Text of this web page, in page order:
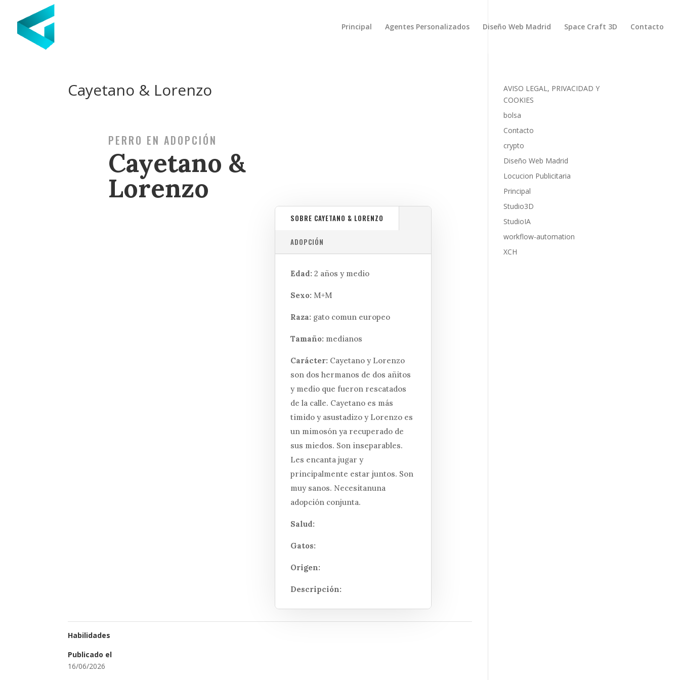
Principal Agentes Personalizados Diseño Web Madrid Space Craft 3D Contacto
Cayetano & Lorenzo
PERRO EN ADOPCIÓN
Cayetano &
Lorenzo
SOBRE CAYETANO & LORENZO
ADOPCIÓN
Edad: 2 años y medio
Sexo: M+M
Raza: gato comun europeo
Tamaño: medianos
Carácter: Cayetano y Lorenzo
son dos hermanos de dos añitos
y medio que fueron rescatados
de la calle. Cayetano es más
timido y asustadizo y Lorenzo es
un mimosón ya recuperado de
sus miedos. Son inseparables.
Les encanta jugar y
principalmente estar juntos. Son
muy sanos. Necesitanuna
adopción conjunta.
Salud:
Gatos:
Origen:
Descripción:
Habilidades
Publicado el
16/06/2026
AVISO LEGAL, PRIVACIDAD Y
COOKIES
bolsa
Contacto
crypto
Diseño Web Madrid
Locucion Publicitaria
Principal
Studio3D
StudioIA
workflow-automation
XCH